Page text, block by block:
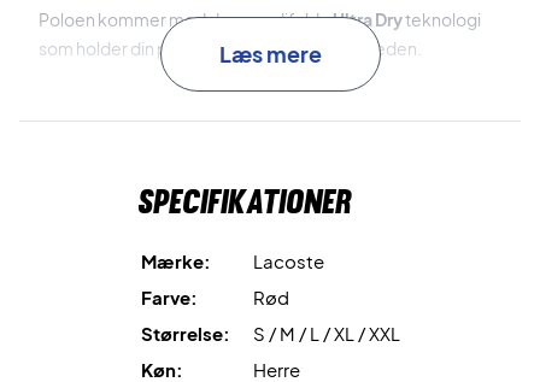
Poloen kommer med den værdifuldeUltra Dryteknologi
som holder din polo tør ved at absorbere sveden.
det ene ærme, på den måde har du Djokovic med dig hele
Materiale: Polyester og elastan.
Lacoste Nr: DH0853 00 C9U.
Læs mere
Specifikationer
Mærke:
Lacoste
Farve:
Rød
Størrelse:
S / M / L / XL / XXL
Køn:
Herre